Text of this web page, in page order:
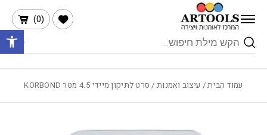
Skip to Content
Products
search
(
0
)
הרשימה שלי
עמוד הבית/ עיצוב ואמנות/ סרט לתיקון מיידי 4.5 מטר KORBOND
בחזרה למעלה